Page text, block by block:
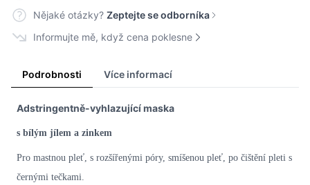
Nějaké otázky? Zeptejte se odborníka
Informujte mě, když cena poklesne
Podrobnosti Více informací
Adstringentně-vyhlazující maska
s bílým jílem a zinkem
Pro mastnou pleť, s rozšířenými póry, smíšenou pleť, po čištění pleti s
černými tečkami.